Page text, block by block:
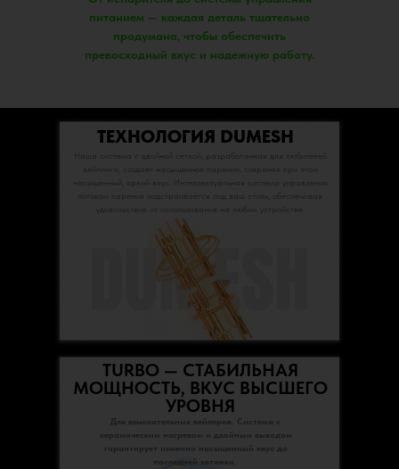
питанием — каждая деталь тщательно
продумана, чтобы обеспечить
превосходный вкус и надежную работу.
ТЕХНОЛОГИЯ DUMESH
TURBO — СТАБИЛЬНАЯ
МОЩНОСТЬ, ВКУС ВЫСШЕГО
УРОВНЯ
Наша система с двойной сеткой, разработанная для любителей
вейпинга, создает насыщенное парение, сохраняя при этом
насыщенный, яркий вкус. Интеллектуальная система управления
потоком парения подстраивается под ваш стиль, обеспечивая
удовольствие от использования на любом устройстве.
Для взыскательных вейперов. Система с
керамическим нагревом и двойным выходом
гарантирует изменно насыщенный квус до
последней затяжки.